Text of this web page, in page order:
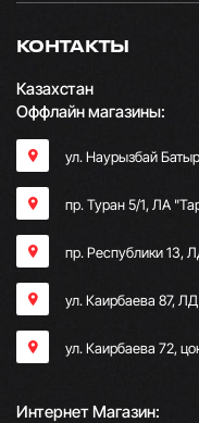
КОНТАКТЫ
Казахстан
Оффлайн магазины:
ул. Наурызбай
пр. Туран 5/1, ЛА
пр. Республики 13,
ул. Каирбаева 87,
ул. Каирбаева 72,
Интернет Магазин: